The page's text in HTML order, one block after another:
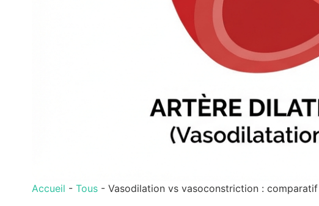
Accueil - Tous - Vasodilation vs vasoconstriction :